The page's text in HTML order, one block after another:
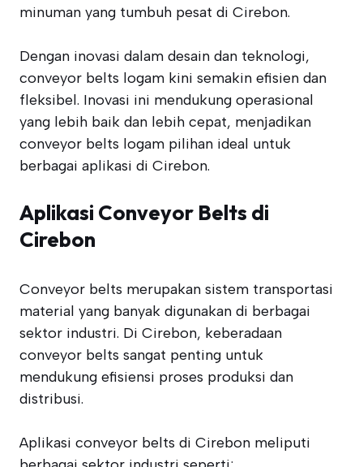
minuman yang tumbuh pesat di Cirebon.
Dengan inovasi dalam desain dan teknologi,
conveyor belts logam kini semakin efisien dan
fleksibel. Inovasi ini mendukung operasional
yang lebih baik dan lebih cepat, menjadikan
conveyor belts logam pilihan ideal untuk
berbagai aplikasi di Cirebon.
Aplikasi Conveyor Belts di
Cirebon
Conveyor belts merupakan sistem transportasi
material yang banyak digunakan di berbagai
sektor industri. Di Cirebon, keberadaan
conveyor belts sangat penting untuk
mendukung efisiensi proses produksi dan
distribusi.
Aplikasi conveyor belts di Cirebon meliputi